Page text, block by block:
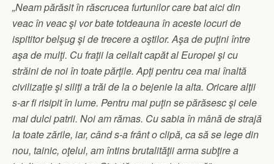
„Neam părăsit în răscrucea furtunilor care bat aici din
veac în veac şi vor bate totdeauna în aceste locuri de
ispititor belşug şi de trecere a oştilor. Aşa de puţini între
aşa de mulţi. Cu fraţii la cellalt capăt al Europei şi cu
străini de noi în toate părţile. Apţi pentru cea mai înaltă
civilizaţie şi siliţi a trăi de la o bejenie la alta. Oricare alţii
s-ar fi risipit în lume. Pentru mai puţin se părăsesc şi cele
mai dulci patrii. Noi am rămas. Cu sabia în mână de strajă
la toate zările, iar, când s-a frânt o clipă, ca să se lege din
nou, tainic, oţelul, am întins brutalităţii arma subţire a